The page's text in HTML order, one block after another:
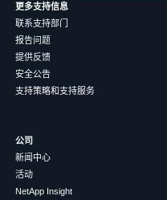
更多支持信息
联系支持部门
报告问题
提供反馈
安全公告
支持策略和支持服务
公司
新闻中心
活动
NetApp Insight